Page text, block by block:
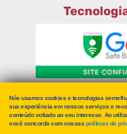
Nós usamos cookies e tecnologias
sua experiência em nossos serviços e
conteúdo voltado ao seu interesse. Ao
você concorda com nossas políticas de